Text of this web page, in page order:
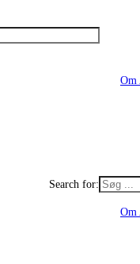
Om
Search for:
Om